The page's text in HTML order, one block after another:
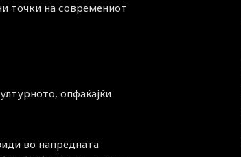
точки на современиот
опфаќајќи
во напредната